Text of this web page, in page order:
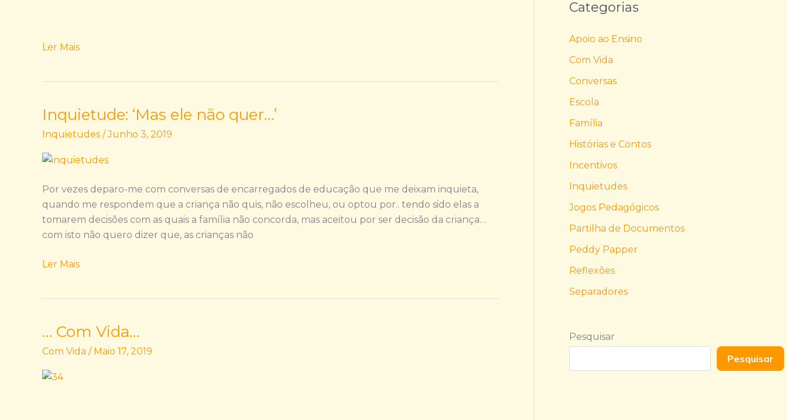
Ler Mais
Inquietude: ‘Mas ele não quer…’
Inquietudes /Junho 3, 2019
Por vezes deparo-me com conversas de encarregados de educação que me deixam inquieta,
quando me respondem que a criança não quis, não escolheu, ou optou por.. tendo sido elas a
tomarem decisões com as quais a família não concorda, mas aceitou por ser decisão da criança…
com isto não quero dizer que, as crianças não
Inquietude:
ele
não
Ler Mais
… Com Vida…
Com Vida / Maio 17, 2019
Categorias
Apoio ao Ensino
Com Vida
Conversas
Escola
Família
Histórias e Contos
Incentivos
Inquietudes
Jogos Pedagógicos
Partilha de Documentos
Peddy Papper
Reflexões
Separadores
Pesquisar
Pesquisar